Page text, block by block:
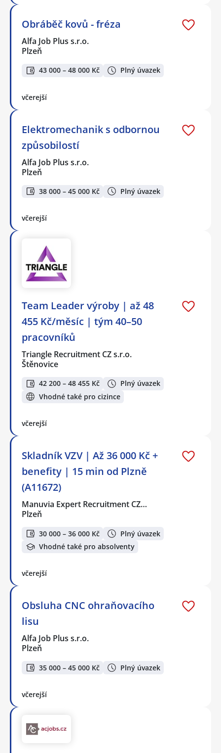
Obráběč kovů - fréza
Alfa Job Plus s.r.o.
Plzeň
43 000 – 48 000 Kč Plný úvazek
včerejší
Elektromechanik s odbornou
způsobilostí
Alfa Job Plus s.r.o.
Plzeň
38 000 – 45 000 Kč Plný úvazek
včerejší
Team Leader výroby | až 48
455 Kč/měsíc | tým 40–50
pracovníků
Triangle Recruitment CZ s.r.o.
Štěnovice
42 200 – 48 455 Kč
Plný úvazek
Vhodné také pro cizince
včerejší
Skladník VZV | Až 36 000 Kč +
benefity | 15 min od Plzně
(A11672)
Manuvia Expert Recruitment CZ…
Plzeň
30 000 – 36 000 Kč
Plný úvazek
Vhodné také pro absolventy
včerejší
Obsluha CNC ohraňovacího
lisu
Alfa Job Plus s.r.o.
Plzeň
35 000 – 45 000 Kč Plný úvazek
včerejší